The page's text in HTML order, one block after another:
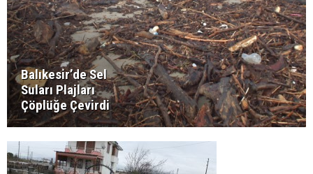
Balıkesir’de Sel
Suları Plajları
Çöplüğe Çevirdi